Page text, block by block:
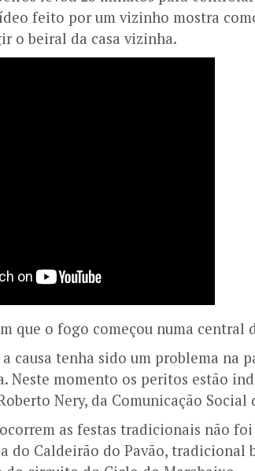
feito por um vizinho mostra
o beiral da casa vizinha.
que o fogo começou numa central
a causa tenha sido um problema na
Neste momento os peritos estão
Nery, da Comunicação Social
as festas tradicionais não
do Caldeirão do Pavão, tradicional